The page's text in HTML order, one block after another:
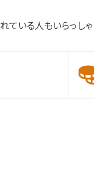
いる人もいらっし